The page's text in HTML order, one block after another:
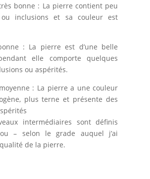
bonne : La pierre contient peu
ou inclusions et sa couleur est
: La pierre est d’une belle
elle comporte quelques
ou aspérités.
: La pierre a une couleur
plus terne et présente des
intermédiaires sont définis
– selon le grade auquel j’ai
de la pierre.